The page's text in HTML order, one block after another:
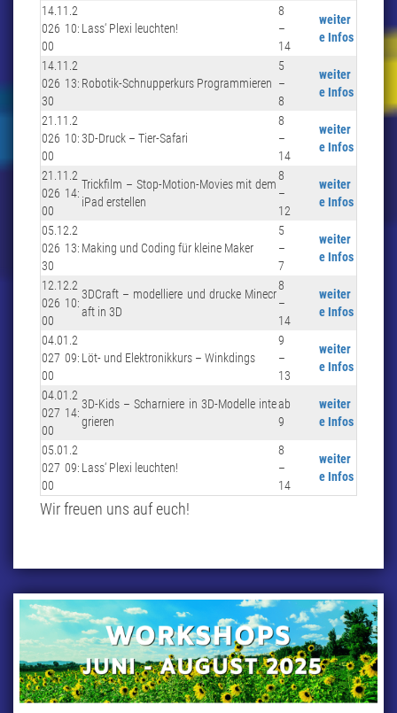
14.11.2
026 10:
00
Lass‘ Plexi leuchten!
8
–
14
weiter
e Infos
14.11.2
026 13:
30
Robotik-Schnupperkurs Programmieren
5
–
8
weiter
e Infos
21.11.2
026 10:
00
3D-Druck – Tier-Safari
8
–
14
weiter
e Infos
21.11.2
026 14:
00
Trickfilm – Stop-Motion-Movies mit dem
iPad erstellen
8
–
12
weiter
e Infos
05.12.2
026 13:
30
Making und Coding für kleine Maker
5
–
7
weiter
e Infos
12.12.2
026 10:
00
3DCraft – modelliere und drucke Minecr
aft in 3D
8
–
14
weiter
e Infos
04.01.2
027 09:
00
Löt- und Elektronikkurs – Winkdings
9
–
13
weiter
e Infos
04.01.2
027 14:
00
3D-Kids – Scharniere in 3D-Modelle inte
grieren
ab
9
weiter
e Infos
05.01.2
027 09:
00
Lass‘ Plexi leuchten!
8
–
14
weiter
e Infos
Wir freuen uns auf euch!